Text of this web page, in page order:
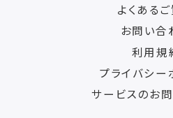
よくある
お問い合
利用規
プライバシー
サービスのお